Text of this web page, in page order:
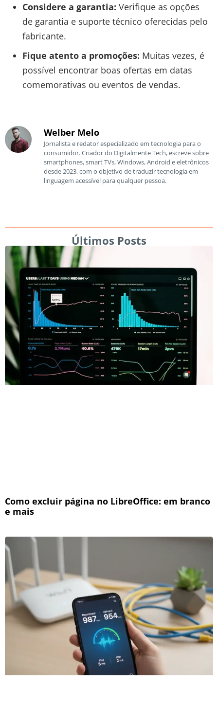
Considere a garantia: Verifique as opções
de garantia e suporte técnico oferecidas pelo
fabricante.
Fique atento a promoções: Muitas vezes, é
possível encontrar boas ofertas em datas
comemorativas ou eventos de vendas.
Welber Melo
Jornalista e redator especializado em tecnologia para o
consumidor. Criador do Digitalmente Tech, escreve sobre
smartphones, smart TVs, Windows, Android e eletrônicos
desde 2023, com o objetivo de traduzir tecnologia em
linguagem acessível para qualquer pessoa.
Últimos Posts
Como excluir página no LibreOffice: em branco
e mais